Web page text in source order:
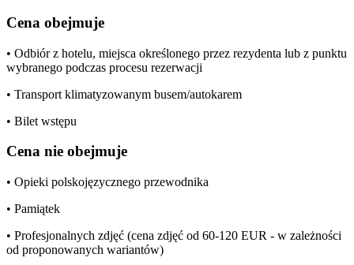
Cena obejmuje
• Odbiór z hotelu, miejsca określonego przez rezydenta lub z punktu
wybranego podczas procesu rezerwacji
• Transport klimatyzowanym busem/autokarem
• Bilet wstępu
Cena nie obejmuje
• Opieki polskojęzycznego przewodnika
• Pamiątek
• Profesjonalnych zdjęć (cena zdjęć od 60-120 EUR - w zależności
od proponowanych wariantów)